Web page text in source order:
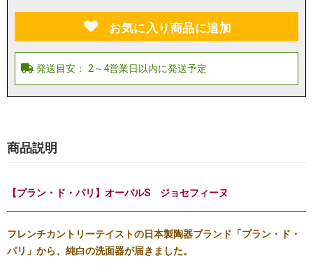
お気に入り商品に追加
商品説明
【プラン・ド・パリ】オーバルS ジョセフィーヌ
フレンチカントリーテイストの日本製陶器ブランド「プラン・ド・
パリ」から、純白の洗面器が届きました。